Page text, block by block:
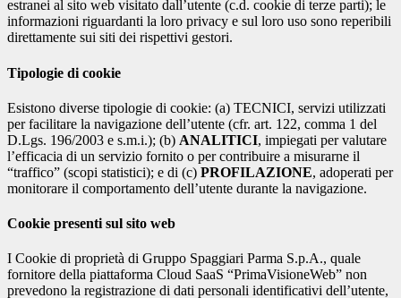
estranei al sito web visitato dall’utente (c.d. cookie di terze parti); le
informazioni riguardanti la loro privacy e sul loro uso sono reperibili
direttamente sui siti dei rispettivi gestori.
Tipologie di cookie
Esistono diverse tipologie di cookie: (a) TECNICI, servizi utilizzati
per facilitare la navigazione dell’utente (cfr. art. 122, comma 1 del
D.Lgs. 196/2003 e s.m.i.); (b) ANALITICI, impiegati per valutare
l’efficacia di un servizio fornito o per contribuire a misurarne il
“traffico” (scopi statistici); e di (c) PROFILAZIONE, adoperati per
monitorare il comportamento dell’utente durante la navigazione.
Cookie presenti sul sito web
I Cookie di proprietà di Gruppo Spaggiari Parma S.p.A., quale
fornitore della piattaforma Cloud SaaS “PrimaVisioneWeb” non
prevedono la registrazione di dati personali identificativi dell’utente,